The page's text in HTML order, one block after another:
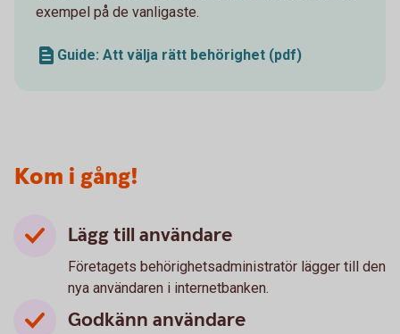
exempel på de vanligaste.
Guide: Att välja rätt behörighet (pdf)
Kom i gång!
Lägg till användare
Företagets behörighetsadministratör lägger till den
nya användaren i internetbanken.
Godkänn användare